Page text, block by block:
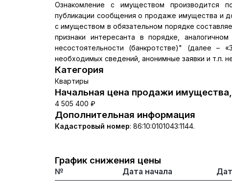
Ознакомление с имуществом производится
публикации сообщения о продаже имущества и
с имуществом в обязательном порядке
признаки интересанта в порядке,
несостоятельности (банкротстве)" (далее –
необходимых сведений, анонимные заявки и т.п.
Категория
Квартиры
Начальная цена продажи
4 505 400 ₽
Дополнительная информация
Кадастровый номер: 86:10:0101043:1144.
График снижения цены
№ Дата начала